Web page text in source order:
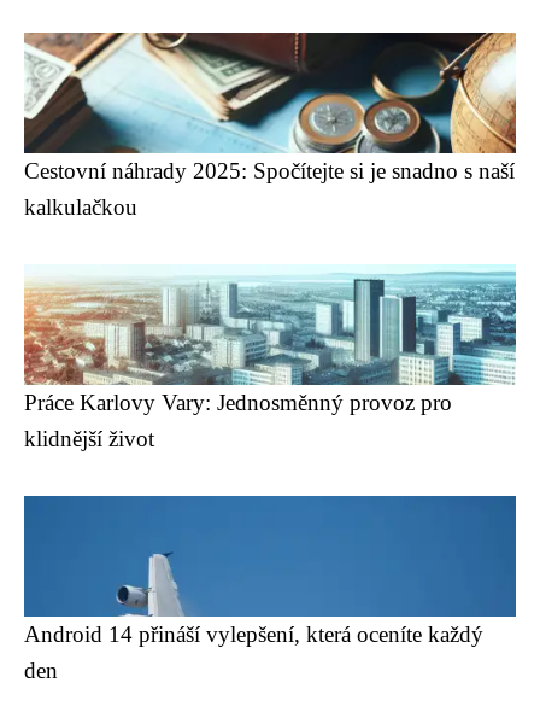
Cestovní náhrady 2025: Spočítejte si je snadno s naší
kalkulačkou
Práce Karlovy Vary: Jednosměnný provoz pro
klidnější život
Android 14 přináší vylepšení, která oceníte každý
den